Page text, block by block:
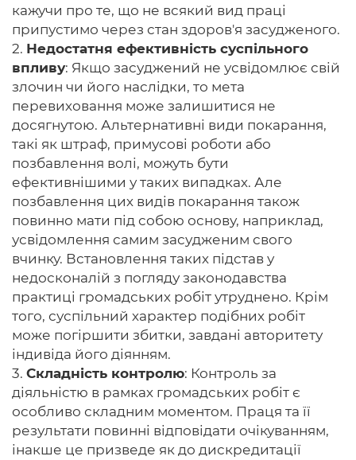
кажучи про те, що не всякий вид праці
припустимо через стан здоров'я засудженого.
2. Недостатня ефективність суспільного
впливу: Якщо засуджений не усвідомлює свій
злочин чи його наслідки, то мета
перевиховання може залишитися не
досягнутою. Альтернативні види покарання,
такі як штраф, примусові роботи або
позбавлення волі, можуть бути
ефективнішими у таких випадках. Але
позбавлення цих видів покарання також
повинно мати під собою основу, наприклад,
усвідомлення самим засудженим свого
вчинку. Встановлення таких підстав у
недосконалій з погляду законодавства
практиці громадських робіт утруднено. Крім
того, суспільний характер подібних робіт
може погіршити збитки, завдані авторитету
індивіда його діянням.
3. Складність контролю: Контроль за
діяльністю в рамках громадських робіт є
особливо складним моментом. Праця та її
результати повинні відповідати очікуванням,
інакше це призведе як до дискредитації